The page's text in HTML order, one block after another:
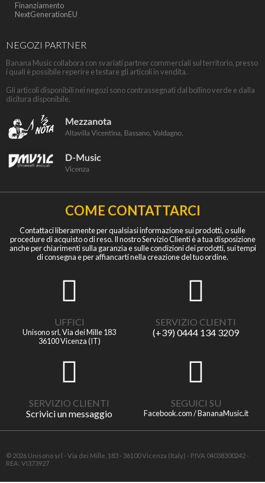
Finanziamento
NextGenerationEU
NEGOZI PARTNER
Banana Music collabora con svariati partner commerciali sul territorio, presso
i quali è possibile reperire e testare gli articoli in vendita.
Gli articoli disponibili nei negozi sono contrassegnati dal bollino verde e dalla
dicitura disponibile.
COME CONTATTARCI
Contattaci liberamente per qualsiasi informazione sui prodotti, o sulle
procedure di acquisto o di reso. Il nostro Servizio Clienti è a tua disposizione
anche per chiarimenti sulla garanzia e sulle condizioni dei prodotti, sui tempi
di consegna e per affiancarti nella creazione del tuo ordine.
UFFICI
Unisono srl, Via dei Mille 183
36100 Vicenza (IT)
SERVIZIO CLIENTI
(+39) 0444 134 3209
SERVIZIO CLIENTI
Scrivici un messaggio
SEGUICI SU
Facebook.com / BananaMusic.it
© 2026 Unisono srl - Via dei Mille, 183 - 36100 Vicenza (Italy) - P.IVA 04038300242 -
REA: VI373927